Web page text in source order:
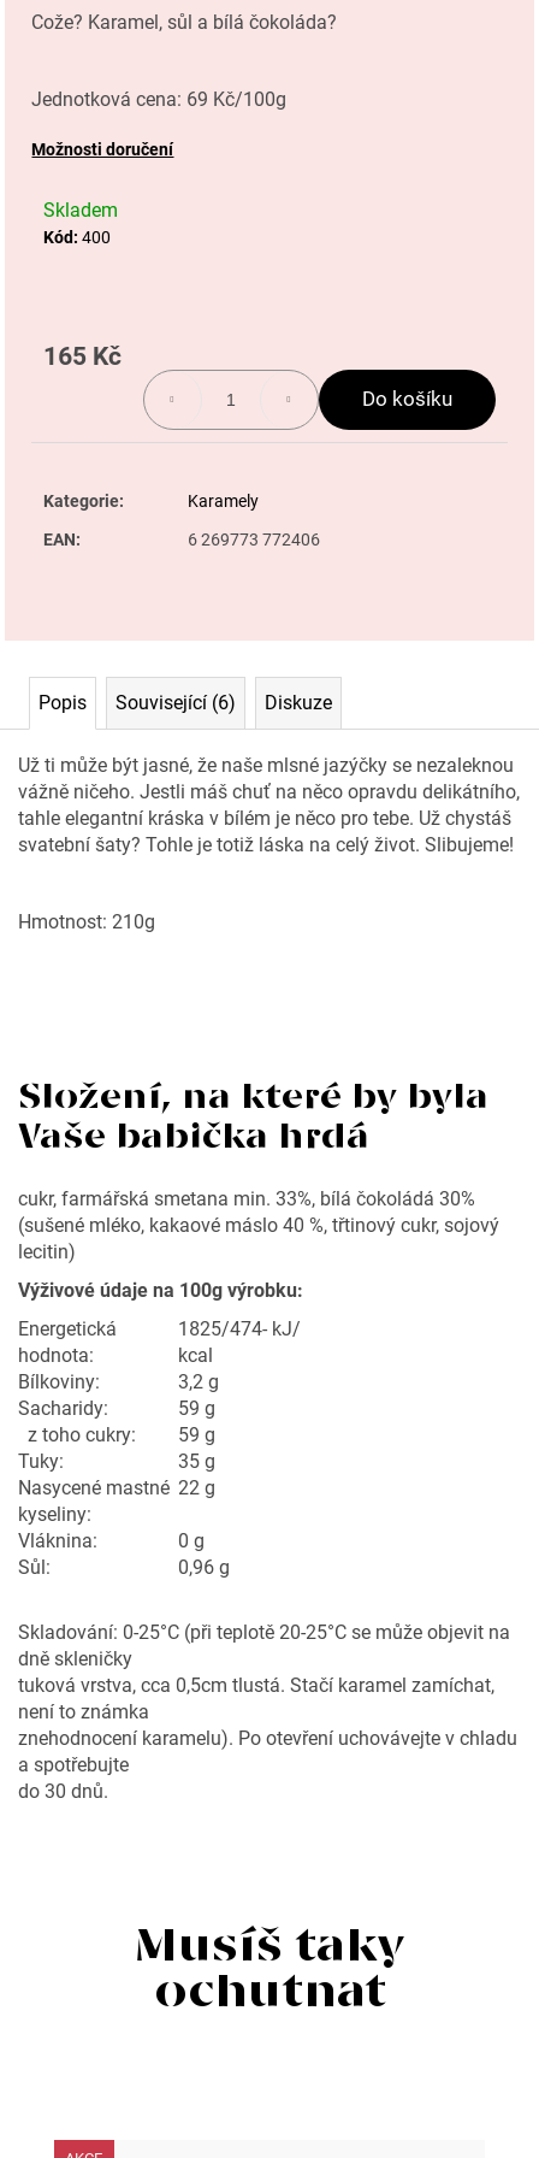
5
Cože? Karamel, sůl a bílá čokoláda?
Jednotková cena: 69 Kč/100g
Možnosti doručení
Skladem
Kód: 400
165 Kč
Do košíku
Kategorie:
Karamely
EAN: 6 269773 772406
Popis Související (6) Diskuze
Už ti může být jasné, že naše mlsné jazýčky se nezaleknou
vážně ničeho. Jestli máš chuť na něco opravdu delikátního,
tahle elegantní kráska v bílém je něco pro tebe. Už chystáš
svatební šaty? Tohle je totiž láska na celý život. Slibujeme!
Hmotnost: 210g
Složení, na které by byla
Vaše babička hrdá
cukr, farmářská smetana min. 33%, bílá čokoládá 30%
(sušené mléko, kakaové máslo 40 %, třtinový cukr, sojový
lecitin)
Výživové údaje na 100g výrobku:
Energetická
hodnota:
1825/474- kJ/
kcal
Bílkoviny:
3,2 g
Sacharidy:
59 g
z toho cukry:
59 g
Tuky:
35 g
Nasycené mastné
kyseliny:
22 g
Vláknina:
0 g
Sůl:
0,96 g
Skladování: 0-25°C (při teplotě 20-25°C se může objevit na
dně skleničky
tuková vrstva, cca 0,5cm tlustá. Stačí karamel zamíchat,
není to známka
znehodnocení karamelu). Po otevření uchovávejte v chladu
a spotřebujte
do 30 dnů.
a
p
o
č
u
e
m
e
sirup
-
195
Kč